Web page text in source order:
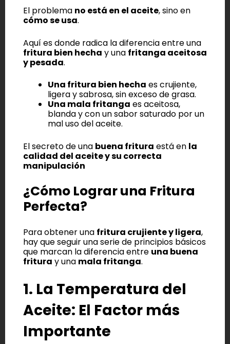
El problema no está en el aceite, sino en
cómo se usa.
Aquí es donde radica la diferencia entre una
fritura bien hecha y una fritanga aceitosa
y pesada.
Una fritura bien hecha es crujiente,
ligera y sabrosa, sin exceso de grasa.
Una mala fritanga es aceitosa,
blanda y con un sabor saturado por un
mal uso del aceite.
El secreto de una buena fritura está en la
calidad del aceite y su correcta
manipulación
¿Cómo Lograr una Fritura
Perfecta?
Para obtener una fritura crujiente y ligera,
hay que seguir una serie de principios básicos
que marcan la diferencia entre una buena
fritura y una mala fritanga.
1. La Temperatura del
Aceite: El Factor más
Importante